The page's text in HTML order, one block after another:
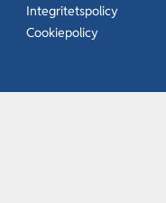
Integritetspolicy
Cookiepolicy